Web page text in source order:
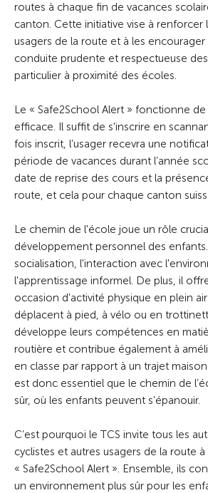
routes à chaque fin de vacances
canton. Cette initiative vise à renforcer
usagers de la route et à les
conduite prudente et respectueuse
particulier à proximité des écoles.
Le « Safe2School Alert » fonctionne
efficace. Il suffit de s'inscrire en
fois inscrit, l’usager recevra une
période de vacances durant l’année
date de reprise des cours et la
route, et cela pour chaque canton
Le chemin de l'école joue un rôle
développement personnel des
socialisation, l'interaction avec
l'apprentissage informel. De plus, il
occasion d'activité physique en plein
déplacent à pied, à vélo ou en
développe leurs compétences en
routière et contribue également à
en classe par rapport à un trajet
est donc essentiel que le chemin de
sûr, où les enfants peuvent s’épanouir.
C’est pourquoi le TCS invite tous les
cyclistes et autres usagers de la route
« Safe2School Alert ». Ensemble, ils
un environnement plus sûr pour les